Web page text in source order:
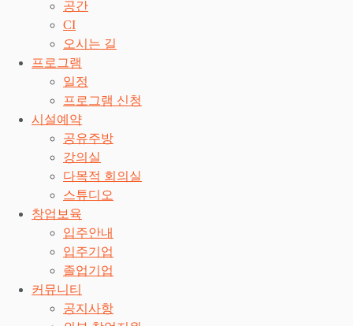
공간
CI
오시는 길
프로그램
일정
프로그램 신청
시설예약
공유주방
강의실
다목적 회의실
스튜디오
창업보육
입주안내
입주기업
졸업기업
커뮤니티
공지사항